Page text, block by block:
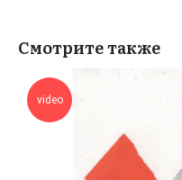
Смотрите также
video